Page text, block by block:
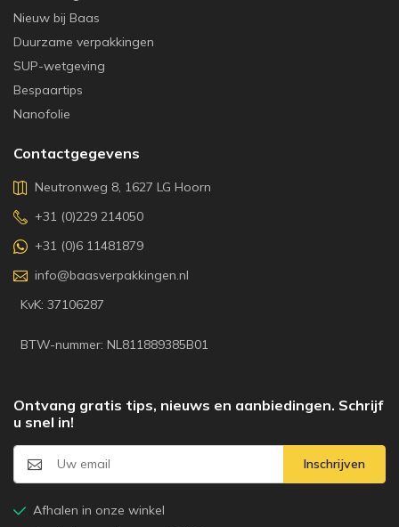
Nieuw bij Baas
Duurzame verpakkingen
SUP-wetgeving
Bespaartips
Nanofolie
Contactgegevens
Neutronweg 8, 1627 LG Hoorn
+31 (0)229 214050
+31 (0)6 11481879
info@baasverpakkingen.nl
KvK: 37106287
BTW-nummer: NL811889385B01
Ontvang gratis tips, nieuws en aanbiedingen. Schrijf
u snel in!
Inschrijven
Afhalen in onze winkel